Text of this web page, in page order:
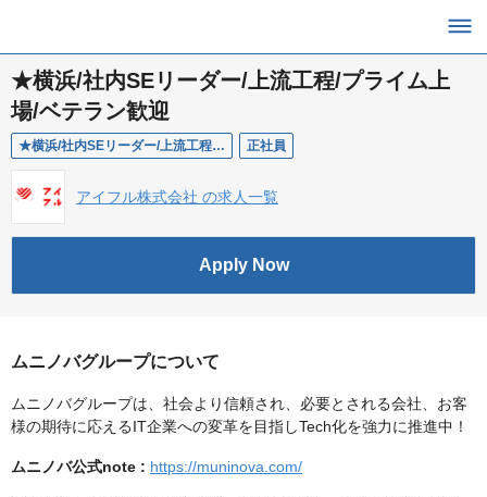
★横浜/社内SEリーダー/上流工程/プライム上
場/ベテラン歓迎
★横浜/社内SEリーダー/上流工程/プライム上場/ベテラン歓迎 正社員
アイフル株式会社 の求人一覧
Apply Now
ムニノバグループについて
ムニノバグループは、社会より信頼され、必要とされる会社、お客
様の期待に応えるIT企業への変革を目指しTech化を強力に推進中！
ムニノバ公式note : https://muninova.com/